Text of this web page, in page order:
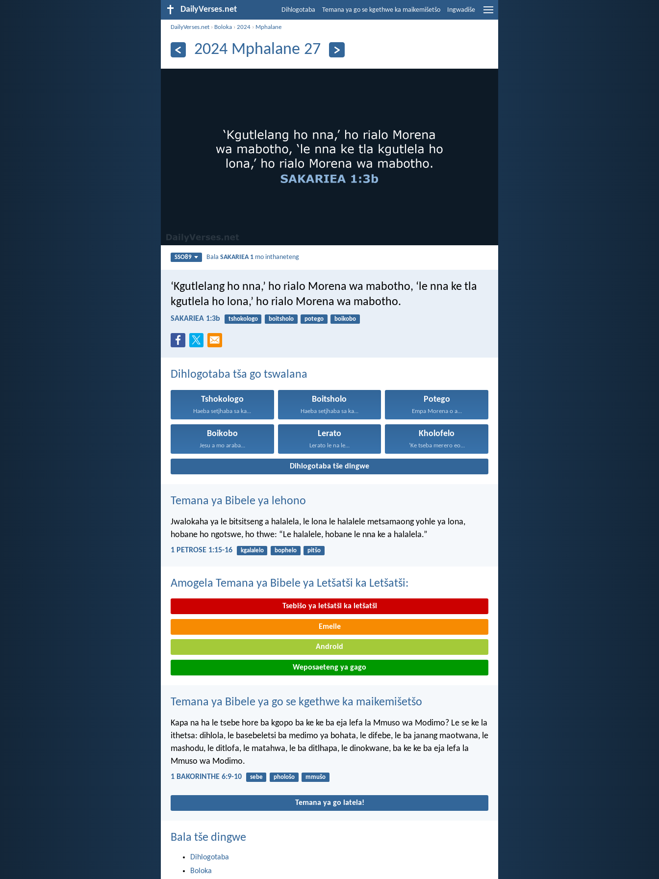
DailyVerses.net Dihlogotaba Temana ya go se kgethwe ka maikemišetšo Ingwadiše
DailyVerses.net › Boloka ›2024 › Mphalane
2024 Mphalane 27
SSO89 BalaSAKARIEA 1 mo inthaneteng
‘Kgutlelang ho nna,’ ho rialo Morena wa mabotho, ‘le nna ke tla
kgutlela ho lona,’ ho rialo Morena wa mabotho.
SAKARIEA 1:3b tshokologo boitsholo potego boikobo
Dihlogotaba tša go tswalana
Tshokologo
Haeba setjhaba sa ka...
Boitsholo
Haeba setjhaba sa ka...
Potego
Empa Morena o a...
Boikobo
Jesu a mo araba...
Lerato
Lerato le na le...
Kholofelo
‘Ke tseba merero eo...
Dihlogotaba tše dingwe
Temana ya Bibele ya lehono
Jwalokaha ya le bitsitseng a halalela, le lona le halalele metsamaong yohle ya lona,
hobane ho ngotswe, ho thwe: “Le halalele, hobane le nna ke a halalela.”
1 PETROSE 1:15-16 kgalalelo bophelo pitšo
Amogela Temana ya Bibele ya Letšatši ka Letšatši:
Tsebišo ya letšatši ka letšatši
Emeile
Android
Weposaeteng ya gago
Temana ya Bibele ya go se kgethwe ka maikemišetšo
Kapa na ha le tsebe hore ba kgopo ba ke ke ba eja lefa la Mmuso wa Modimo? Le se ke la
ithetsa: dihlola, le basebeletsi ba medimo ya bohata, le difebe, le ba janang maotwana, le
mashodu, le ditlofa, le matahwa, le ba ditlhapa, le dinokwane, ba ke ke ba eja lefa la
Mmuso wa Modimo.
1 BAKORINTHE 6:9-10 sebe phološo mmušo
Temana ya go latela!
Bala tše dingwe
Dihlogotaba
Boloka